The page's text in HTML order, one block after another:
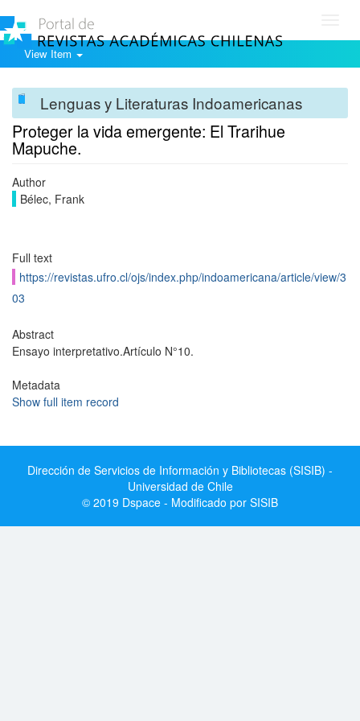
View Item
Lenguas y Literaturas Indoamericanas
Proteger la vida emergente: El Trarihue
Mapuche.
Author
Bélec, Frank
Full text
https://revistas.ufro.cl/ojs/index.php/indoamericana/article/view/3
03
Abstract
Ensayo interpretativo.Artículo N°10.
Metadata
Show full item record
Dirección de Servicios de Información y Bibliotecas (SISIB) -
Universidad de Chile
© 2019 Dspace - Modificado por SISIB